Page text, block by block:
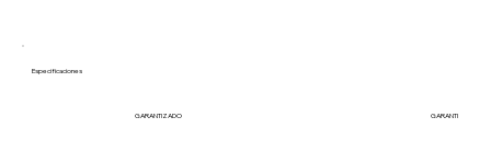
Especificaciones
GARANTIZADO GARANTIZADO